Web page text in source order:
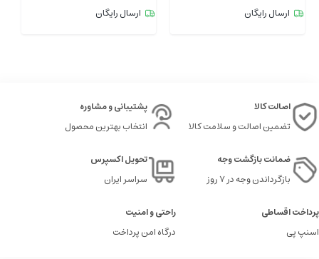
ارسال رایگان
ارسال رایگان
اصالت کالا
تضمین اصالت و سلامت کالا
پشتیبانی و مشاوره
انتخاب بهترین محصول
ضمانت بازگشت وجه
بازگرداندن وجه در ۷ روز
تحویل اکسپرس
سراسر ایران
پرداخت اقساطی
اسنپ پی
راحتی و امنیت
درگاه امن پرداخت